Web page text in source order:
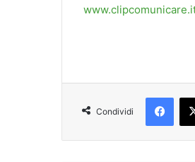
Condividi